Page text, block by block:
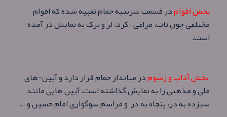
بخش اقوامدر قسمت سربنیه حمام تعبیه شده که اقوام
مختلفی چون تات، مراغی ، کرد، لر و ترک به نمایش در آمده
است.
بخش آداب و رسومدر میاندار حمام قرار دارد و آیین-های
ملی و مذهبی را به نمایش گذاشته است. آیین هایی مانند
سیزده به در، پنجاه به در و مراسم سوگواری امام حسین و …